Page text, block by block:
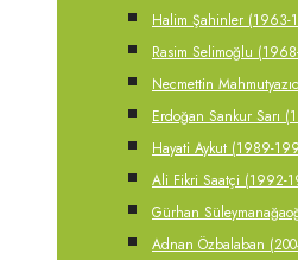
Halim Şahinler (1963-
Rasim Selimoğlu
Necmettin
Erdoğan Sankur Sarı
Hayati Aykut (1989-
Ali Fikri Saatçi (1992-
Gürhan
Adnan Özbalaban